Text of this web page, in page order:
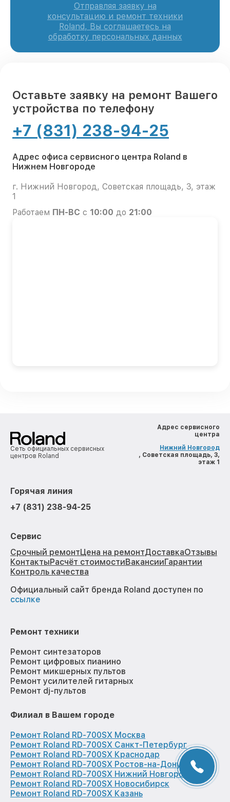
Отправляя заявку на
консультацию и ремонт техники
Roland, Вы соглашаетесь на
обработку персональных данных
Оставьте заявку на ремонт Вашего
устройства по телефону
+7 (831) 238-94-25
Адрес офиса сервисного центра Roland в
Нижнем Новгороде
г. Нижний Новгород, Советская площадь, 3, этаж
1
Работаем ПН-ВС с 10:00 до 21:00
Сеть официальных сервисных
центров Roland
Адрес сервисного
центра
Нижний Новгород
, Советская площадь, 3,
этаж 1
Горячая линия
+7 (831) 238-94-25
Сервис
Срочный ремонтЦена на ремонтДоставкаОтзывы
КонтактыРасчёт стоимостиВакансииГарантии
Контроль качества
Официальный сайт бренда Roland доступен по
ссылке
Ремонт техники
Ремонт синтезаторов
Ремонт цифровых пианино
Ремонт микшерных пультов
Ремонт усилителей гитарных
Ремонт dj-пультов
Филиал в Вашем городе
Ремонт Roland RD-700SX Москва
Ремонт Roland RD-700SX Санкт-Петербург
Ремонт Roland RD-700SX Краснодар
Ремонт Roland RD-700SX Ростов-на-Дону
Ремонт Roland RD-700SX Нижний Новгород
Ремонт Roland RD-700SX Новосибирск
Ремонт Roland RD-700SX Казань